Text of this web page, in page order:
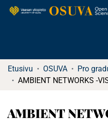
Etusivu OSUVA
AMBIENT